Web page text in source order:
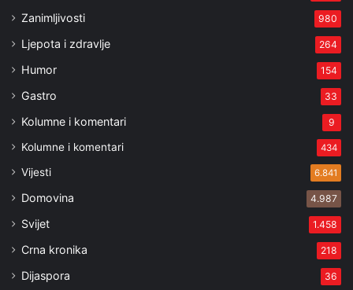
Zanimljivosti 980
Ljepota i zdravlje 264
Humor 154
Gastro 33
Kolumne i komentari 9
Kolumne i komentari 434
Vijesti 6.841
Domovina 4.987
Svijet 1.458
Crna kronika 218
Dijaspora 36